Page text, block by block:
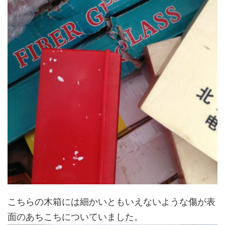
こちらの木箱には細かいともいえないような傷が表
面のあちこちについていました。